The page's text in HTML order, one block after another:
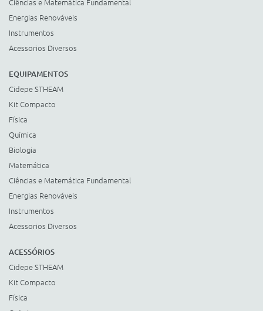
Energias Renováveis
Instrumentos
Acessorios Diversos
EQUIPAMENTOS
Cidepe STHEAM
Kit Compacto
Física
Química
Biologia
Matemática
Ciências e Matemática Fundamental
Energias Renováveis
Instrumentos
Acessorios Diversos
ACESSÓRIOS
Cidepe STHEAM
Kit Compacto
Física